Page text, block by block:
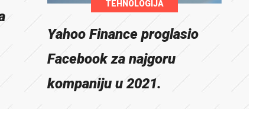
TEHNOLOGIJA
Yahoo Finance proglasio
Facebook za najgoru
kompaniju u 2021.